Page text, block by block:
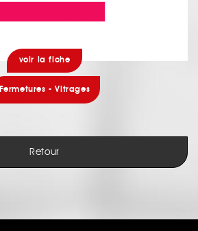
voir la fiche
Fermetures - Vitrages
Retour